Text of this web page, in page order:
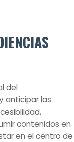
del
anticipar las
contenidos en
en el centro de